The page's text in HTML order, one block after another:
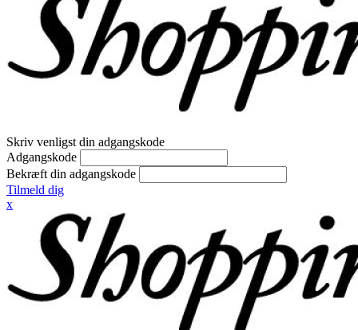
Skriv venligst din adgangskode
Adgangskode
Bekræft din adgangskode
Tilmeld dig
x